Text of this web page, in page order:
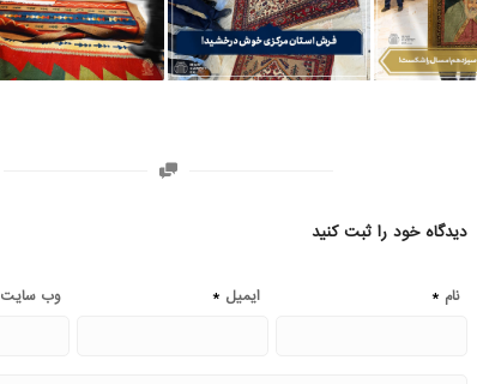
دیدگاه خود را ثبت کنید
نام * ایمیل * وب‌ سایت